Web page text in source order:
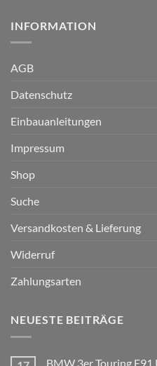
INFORMATION
AGB
Datenschutz
Einbauanleitungen
Impressum
Shop
Suche
Versandkosten & Lieferung
Widerruf
Zahlungsarten
NEUESTE BEITRÄGE
BMW 3er Touring E91